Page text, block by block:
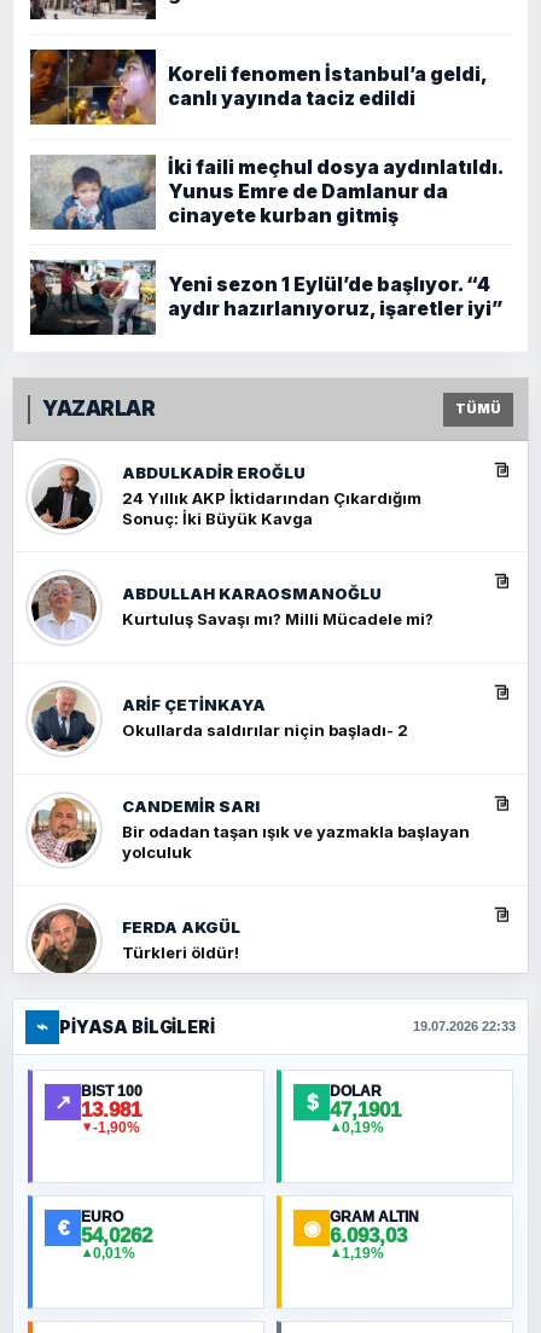
Koreli fenomen İstanbul’a geldi,
canlı yayında taciz edildi
İki faili meçhul dosya aydınlatıldı.
Yunus Emre de Damlanur da
cinayete kurban gitmiş
Yeni sezon 1 Eylül’de başlıyor. “4
aydır hazırlanıyoruz, işaretler iyi”
YAZARLAR TÜMÜ
ABDULKADIR EROĞLU
24 Yıllık AKP İktidarından Çıkardığım
Sonuç: İki Büyük Kavga
ABDULLAH KARAOSMANOĞLU
Kurtuluş Savaşı mı? Milli Mücadele mi?
ARIF ÇETİNKAYA
Okullarda saldırılar niçin başladı- 2
CANDEMIR SARI
Bir odadan taşan ışık ve yazmakla başlayan
yolculuk
FERDA AKGÜL
Türkleri öldür!
FERHAT BÜYÜKKALKAN
Ankara Zirvesi: NATO Toplantısı mı, Yeni
Ortadoğu Haritasının Provası mı?
MURAT ÖZKAN
⌁ PIYASA BILGILERI 19.07.2026 22:33
↗ BIST 100
13.981
▼-1,90%
$ DOLAR
47,1901
▲0,19%
€ EURO
54,0262
▲0,01%
◉ GRAM ALTIN
6.093,03
▲1,19%